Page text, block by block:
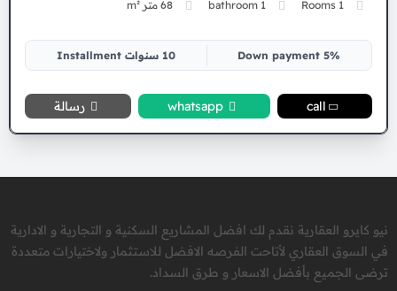
1 Rooms
1 bathroom 68 متر m²
5% Down payment 10 سنوات Installment
call
whatsapp رسالة
نيو كايرو العقارية نقدم لك افضل المشاريع السكنية و التجارية و الادارية
في السوق العقاري لأتاحت الفرصه الافضل للاستثمار ولاختيارات متعددة
ترضى الجميع بأفضل الاسعار و طرق السداد.